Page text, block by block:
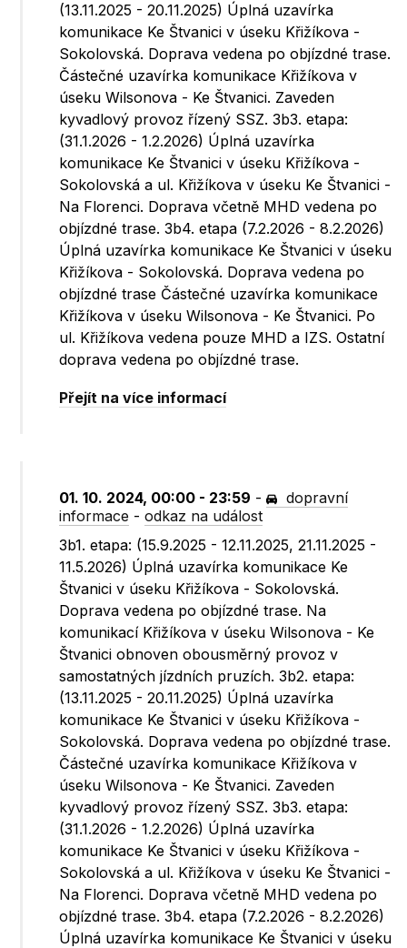
(13.11.2025 - 20.11.2025) Úplná uzavírka
komunikace Ke Štvanici v úseku Křižíkova -
Sokolovská. Doprava vedena po objízdné trase.
Částečné uzavírka komunikace Křižíkova v
úseku Wilsonova - Ke Štvanici. Zaveden
kyvadlový provoz řízený SSZ. 3b3. etapa:
(31.1.2026 - 1.2.2026) Úplná uzavírka
komunikace Ke Štvanici v úseku Křižíkova -
Sokolovská a ul. Křižíkova v úseku Ke Štvanici -
Na Florenci. Doprava včetně MHD vedena po
objízdné trase. 3b4. etapa (7.2.2026 - 8.2.2026)
Úplná uzavírka komunikace Ke Štvanici v úseku
Křižíkova - Sokolovská. Doprava vedena po
objízdné trase Částečné uzavírka komunikace
Křižíkova v úseku Wilsonova - Ke Štvanici. Po
ul. Křižíkova vedena pouze MHD a IZS. Ostatní
doprava vedena po objízdné trase.
Přejít na více informací
01. 10. 2024, 00:00 - 23:59 -
dopravní
informace -odkaz na událost
3b1. etapa: (15.9.2025 - 12.11.2025, 21.11.2025 -
11.5.2026) Úplná uzavírka komunikace Ke
Štvanici v úseku Křižíkova - Sokolovská.
Doprava vedena po objízdné trase. Na
komunikací Křižíkova v úseku Wilsonova - Ke
Štvanici obnoven obousměrný provoz v
samostatných jízdních pruzích. 3b2. etapa:
(13.11.2025 - 20.11.2025) Úplná uzavírka
komunikace Ke Štvanici v úseku Křižíkova -
Sokolovská. Doprava vedena po objízdné trase.
Částečné uzavírka komunikace Křižíkova v
úseku Wilsonova - Ke Štvanici. Zaveden
kyvadlový provoz řízený SSZ. 3b3. etapa:
(31.1.2026 - 1.2.2026) Úplná uzavírka
komunikace Ke Štvanici v úseku Křižíkova -
Sokolovská a ul. Křižíkova v úseku Ke Štvanici -
Na Florenci. Doprava včetně MHD vedena po
objízdné trase. 3b4. etapa (7.2.2026 - 8.2.2026)
Úplná uzavírka komunikace Ke Štvanici v úseku